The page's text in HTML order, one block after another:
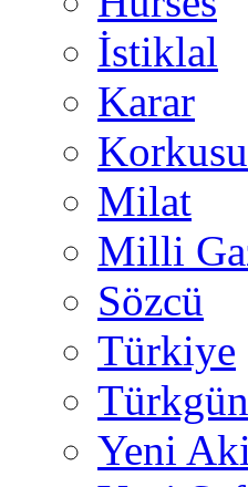
İstiklal
Karar
Milat
Milli
Sözcü
Türkiye
Türkgün
Yeni